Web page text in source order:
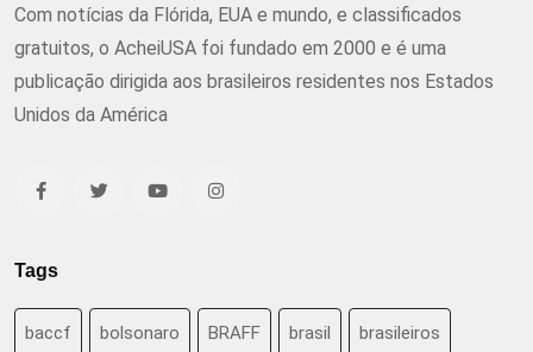
Com notícias da Flórida, EUA e mundo, e classificados
gratuitos, o AcheiUSA foi fundado em 2000 e é uma
publicação dirigida aos brasileiros residentes nos Estados
Unidos da América
Tags
baccf bolsonaro BRAFF brasil brasileiros